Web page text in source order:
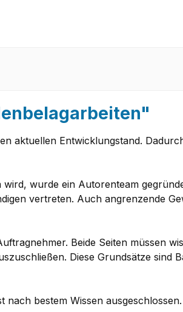
aktuellen Entwicklungstand.
wurde ein Autorenteam
vertreten. Auch angrenzende
Beide Seiten müssen
Diese Grundsätze sind
bestem Wissen ausgeschlossen.